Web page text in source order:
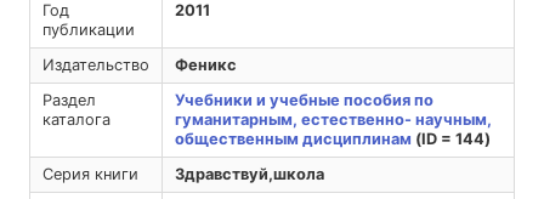
Год
публикации
2011
Издательство
Феникс
Раздел
каталога
Учебники и учебные пособия по
гуманитарным, естественно- научным,
общественным дисциплинам (ID = 144)
Серия книги
Здравствуй,школа